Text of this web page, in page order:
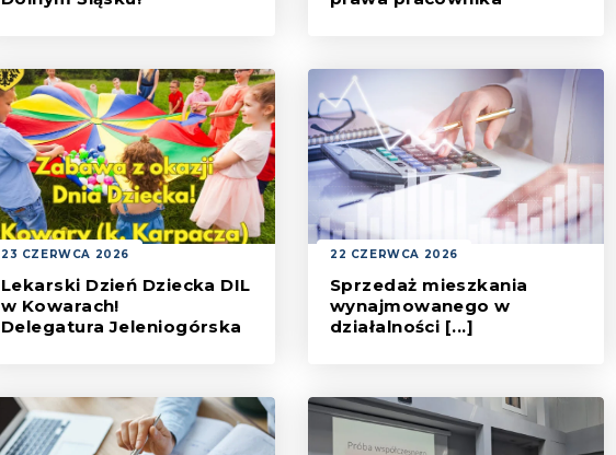
spotkał się z Rektorem
Uniwersytet Medyczny im.
Piastów Śląskich we prof. dr. hab.
Piotrem Ponikowskim.
ale i w środowisku zawodowym.
23 CZERWCA 2026
Lekarski Dzień Dziecka DIL
w Kowarach!
Delegatura Jeleniogórska
serdecznie zaprasza na Lekarski
Dzień Dziecka. Wydarzenie
skierowane jest do dzieci lekarzy
22 CZERWCA 2026
Sprzedaż mieszkania
wynajmowanego w
działalności [...]
najmu nieruchomości. Nie
zawsze jednak wynajmowane
lokale stanowią składniki majątku